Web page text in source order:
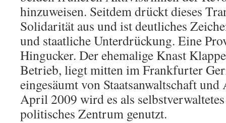
hinzuweisen. Seitdem drückt dieses
Solidarität aus und ist deutliches
und staatliche Unterdrückung. Eine
Hingucker. Der ehemalige Knast
Betrieb, liegt mitten im Frankfurter
eingesäumt von Staatsanwaltschaft
April 2009 wird es als
politisches Zentrum genutzt.